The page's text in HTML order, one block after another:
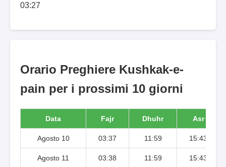
03:27
Orario Preghiere Kushkak-e-
pain per i prossimi 10 giorni
Data Fajr Dhuhr Asr
Agosto 10 03:37 11:59 15:43
Agosto 11 03:38 11:59 15:43